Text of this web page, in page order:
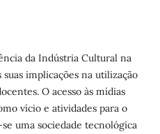
da Indústria Cultural na
implicações na utilização
O acesso às mídias
vício e atividades para o
uma sociedade tecnológica